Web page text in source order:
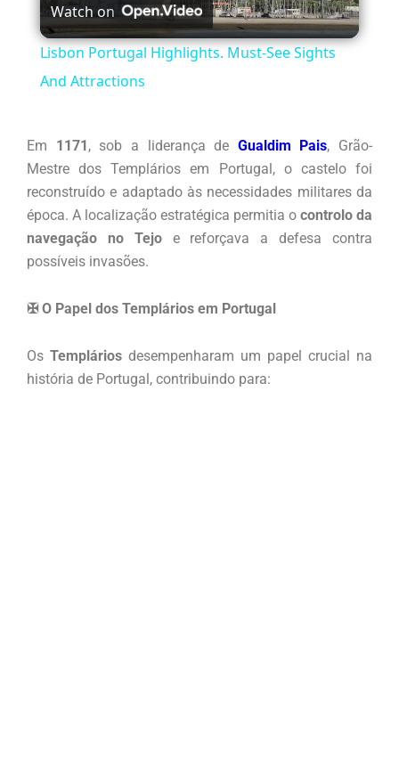
Video
Watch on
Lisbon Portugal Highlights. Must-See Sights
And Attractions
Em 1171, sob a liderança de Gualdim Pais, Grão-
Mestre dos Templários em Portugal, o castelo foi
reconstruído e adaptado às necessidades militares da
época. A localização estratégica permitia o controlo da
navegação no Tejoe reforçava a defesa contra
possíveis invasões.
✠ O Papel dos Templários em Portugal
Os Templários desempenharam um papel crucial na
história de Portugal, contribuindo para: